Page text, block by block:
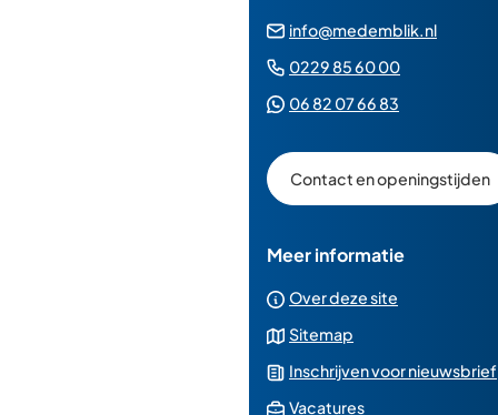
info@medemblik.nl
0229 85 60 00(Verwijst
06 82 07 66 83
een
Whatsapp
Contact en openingstijden
Meer informatie
Over deze site
Sitemap
Inschrijven voor nieuwsbrief
Vacatures(Verwijst